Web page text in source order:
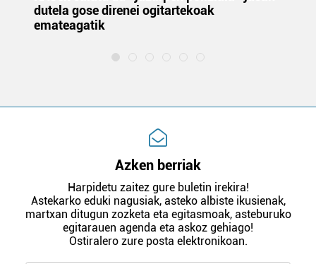
dutela gose direnei ogitartekoak
emateagatik
Azken berriak
Harpidetu zaitez gure buletin irekira!
Astekarko eduki nagusiak, asteko albiste ikusienak,
martxan ditugun zozketa eta egitasmoak, asteburuko
egitarauen agenda eta askoz gehiago!
Ostiralero zure posta elektronikoan.